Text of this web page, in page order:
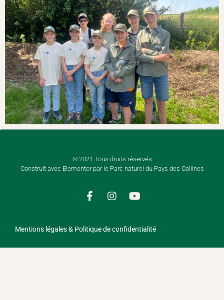
© 2021 Tous droits réservés
Construit avec Elementor par le Parc naturel du Pays des Collines
Mentions légales & Politique de confidentialité